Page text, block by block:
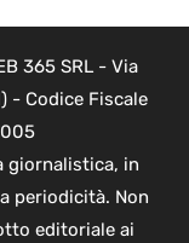
365 SRL - Via
- Codice Fiscale
giornalistica, in
periodicità. Non
editoriale ai